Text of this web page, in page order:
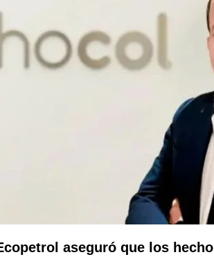
de 2026 ] Audiencia Fiscalía acusó a hombre que
y su bebé simulando un accidente de tránsito
aseguró que los